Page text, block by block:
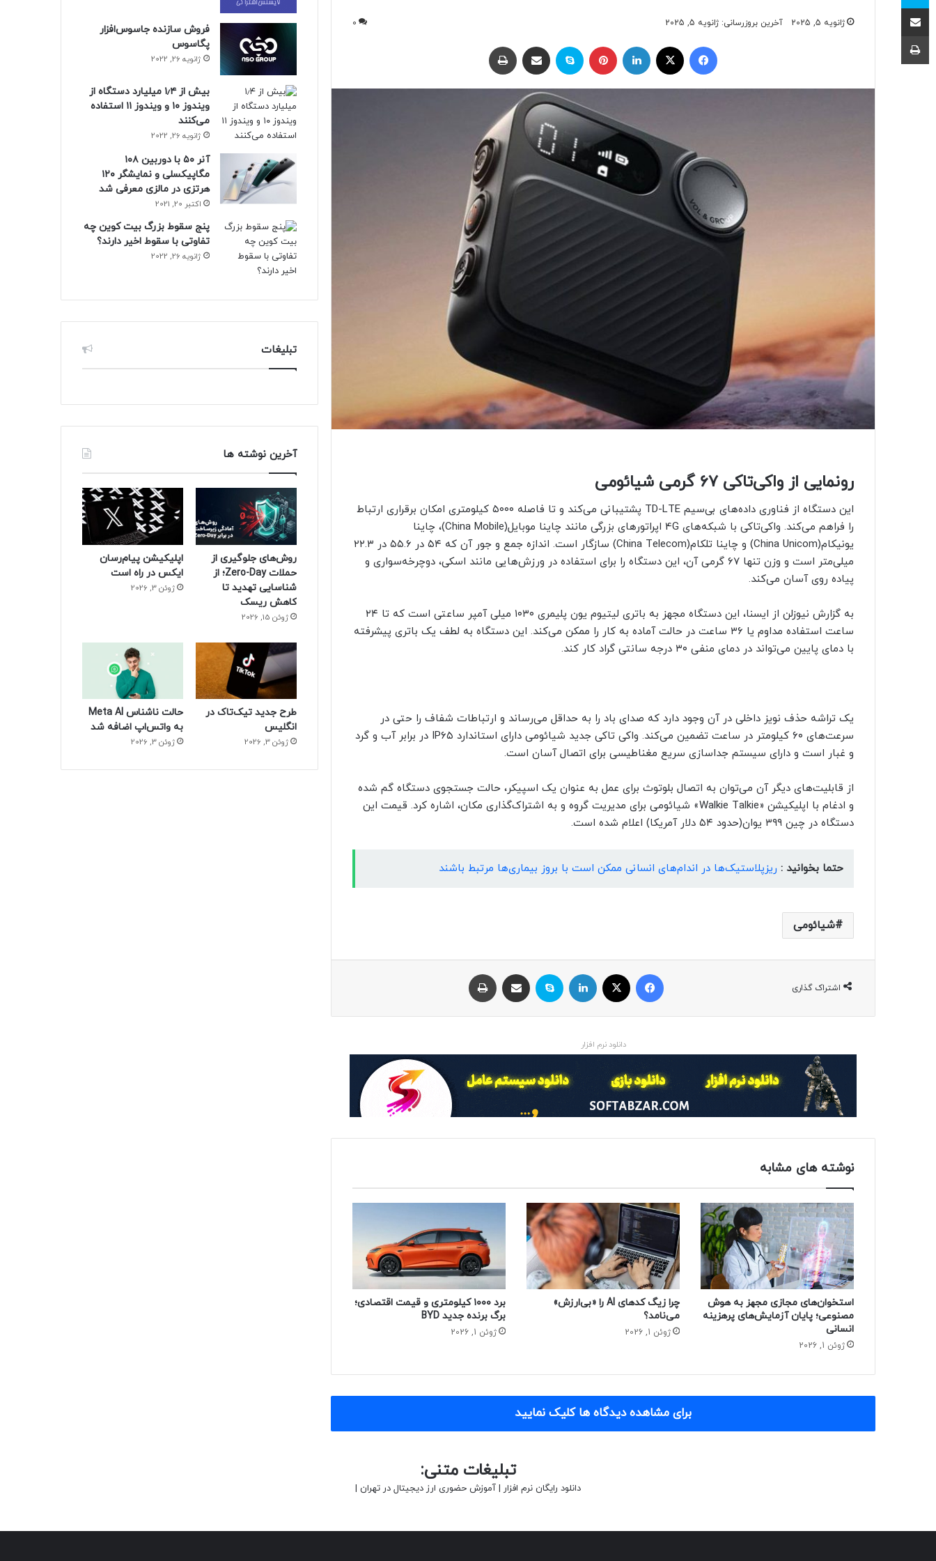
ژانویه 5, 2025 آخرین بروزرسانی: ژانویه 5, 2025 0
ایکس
رونمایی از واکی‌تاکی ۶۷ گرمی شیائومی
این دستگاه از فناوری داده‌های بی‌سیم TD-LTE پشتیبانی می‌کند و تا فاصله ۵۰۰۰ کیلومتری امکان برقراری ارتباط
را فراهم می‌کند. واکی‌تاکی با شبکه‌های 4G اپراتورهای بزرگی مانند چاینا موبایل(China Mobile)، چاینا
یونیکام(China Unicom) و چاینا تلکام(China Telecom) سازگار است. اندازه جمع و جور آن که ۵۴ در ۵۵.۶ در ۲۲.۳
میلی‌متر است و وزن تنها ۶۷ گرمی آن، این دستگاه را برای استفاده در ورزش‌هایی مانند اسکی، دوچرخه‌سواری و
پیاده روی آسان می‌کند.
به گزارش نیوزلن از ایسنا، این دستگاه مجهز به باتری لیتیوم یون پلیمری ۱۰۳۰ میلی آمپر ساعتی است که تا ۲۴
ساعت استفاده مداوم یا ۳۶ ساعت در حالت آماده به کار را ممکن می‌کند. این دستگاه به لطف یک باتری پیشرفته
با دمای پایین می‌تواند در دمای منفی ۳۰ درجه سانتی گراد کار کند.
یک تراشه حذف نویز داخلی در آن وجود دارد که صدای باد را به حداقل می‌رساند و ارتباطات شفاف را حتی در
سرعت‌های ۶۰ کیلومتر در ساعت تضمین می‌کند. واکی تاکی جدید شیائومی دارای استاندارد IP۶۵ در برابر آب و گرد
و غبار است و دارای سیستم جداسازی سریع مغناطیسی برای اتصال آسان است.
از قابلیت‌های دیگر آن می‌توان به اتصال بلوتوث برای عمل به عنوان یک اسپیکر، حالت جستجوی دستگاه گم شده
و ادغام با اپلیکیشن «Walkie Talkie» شیائومی برای مدیریت گروه و به اشتراک‌گذاری مکان، اشاره کرد. قیمت این
دستگاه در چین ۳۹۹ یوان(حدود ۵۴ دلار آمریکا) اعلام شده است.
حتما بخوانید : ریزپلاستیک‌ها در اندام‌های انسانی ممکن است با بروز بیماری‌ها مرتبط باشند
شیائومی
اشتراک گذاری
ایکس
دانلود نرم افزار
نوشته های مشابه
استخوان‌های مجازی مجهز به هوش
مصنوعی؛ پایان آزمایش‌های پرهزینه
انسانی
ژوئن 1, 2026
چرا زیگ کدهای AI را «بی‌ارزش»
می‌نامد؟
ژوئن 1, 2026
برد ۱۰۰۰ کیلومتری و قیمت اقتصادی؛
برگ برنده جدید BYD
ژوئن 1, 2026
برای مشاهده دیدگاه ها کلیک نمایید
فروش سازنده جاسوس‌افزار
پگاسوس
ژانویه 26, 2022
بیش از ۱٫۴ میلیارد دستگاه از
ویندوز ۱۰ و ویندوز ۱۱ استفاده
می‌کنند
ژانویه 26, 2022
آنر ۵۰ با دوربین ۱۰۸
مگاپیکسلی و نمایشگر ۱۲۰
هرتزی در مالزی معرفی شد
اکتبر 20, 2021
پنج سقوط بزرگ بیت کوین چه
تفاوتی با سقوط اخیر دارند؟
ژانویه 26, 2022
تبلیغات
آخرین نوشته ها
روش‌های جلوگیری از
حملات Zero-Day؛ از
شناسایی تهدید تا
کاهش ریسک
ژوئن 15, 2026
اپلیکیشن پیام‌رسان
ایکس در راه است
ژوئن 3, 2026
طرح جدید تیک‌تاک در
انگلیس
ژوئن 3, 2026
حالت ناشناس Meta AI
به واتس‌اپ اضافه شد
ژوئن 3, 2026
تبلیغات متنی:
دانلود رایگان نرم افزار آموزش حضوری ارز دیجیتال در تهران